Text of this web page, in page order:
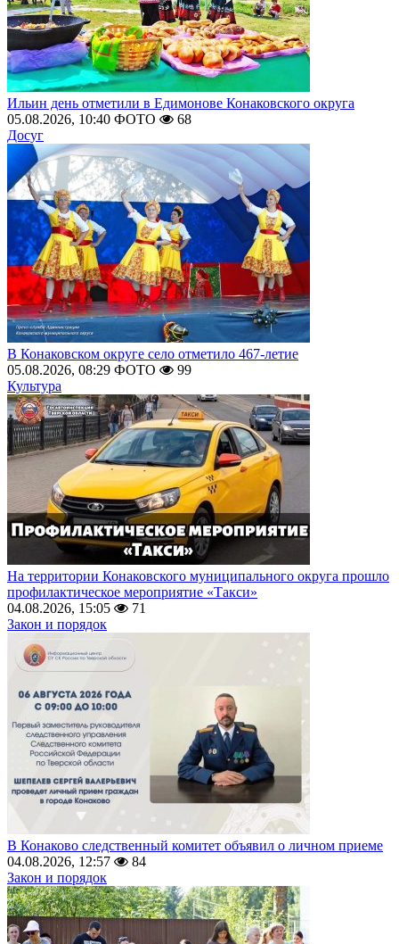
Ильин день отметили в Едимонове Конаковского округа
05.08.2026, 10:40 ФОТО
68
Досуг
В Конаковском округе село отметило 467-летие
05.08.2026, 08:29 ФОТО
99
Культура
На территории Конаковского муниципального округа прошло
профилактическое мероприятие «Такси»
04.08.2026, 15:05
71
Закон и порядок
В Конаково следственный комитет объявил о личном приеме
04.08.2026, 12:57
84
Закон и порядок